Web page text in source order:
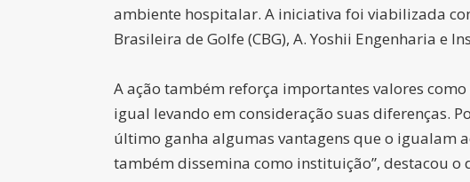
ambiente hospitalar. A iniciativa foi viabilizada
Brasileira de Golfe (CBG), A. Yoshii Engenharia e
A ação também reforça importantes valores
igual levando em consideração suas diferenças.
último ganha algumas vantagens que o igualam
também dissemina como instituição”, destacou